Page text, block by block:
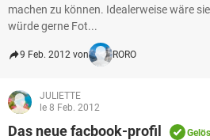
machen zu können. Idealerweise wäre
würde gerne Fot...
9 Feb. 2012 von RORO
JULIETTE
le 8 Feb. 2012
Das neue facbook-profil